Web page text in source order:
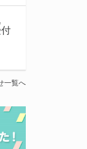
一覧へ